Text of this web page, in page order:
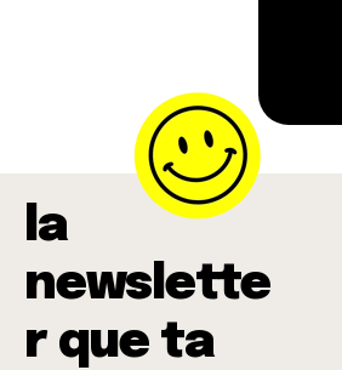
la
newslette
r que ta